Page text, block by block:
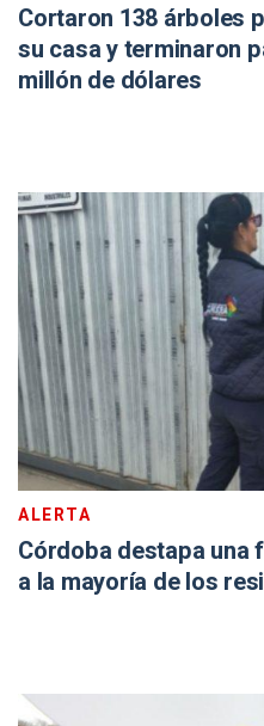
Cortaron 138 árboles
su casa y terminaron
millón de dólares
ALERTA
Córdoba destapa una
a la mayoría de los